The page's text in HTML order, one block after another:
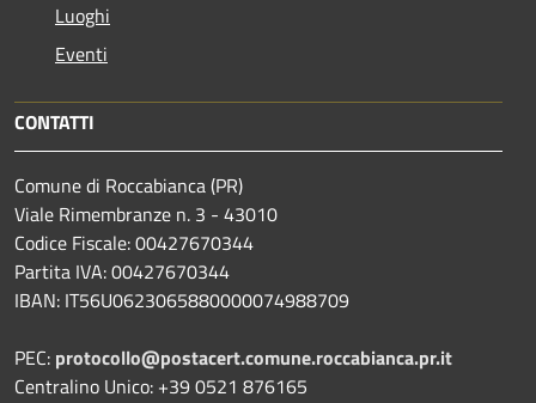
Luoghi
Eventi
CONTATTI
Comune di Roccabianca (PR)
Viale Rimembranze n. 3 - 43010
Codice Fiscale: 00427670344
Partita IVA: 00427670344
IBAN: IT56U0623065880000074988709
PEC: protocollo@postacert.comune.roccabianca.pr.it
Centralino Unico: +39 0521 876165